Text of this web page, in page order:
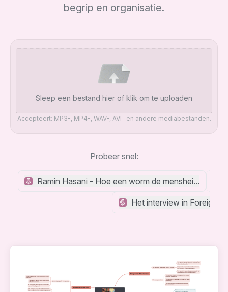
begrip en organisatie.
Sleep een bestand hier of klik om te uploaden
Accepteert: MP3-, MP4-, WAV-, AVI- en andere mediabestanden.
Probeer snel:
Ramin Hasani - Hoe een worm de mensheid kan
Het interview in Foreign